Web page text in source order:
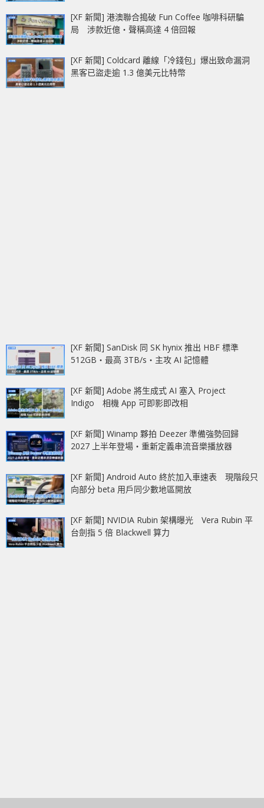
[XF 新聞] 港澳聯合搗破 Fun Coffee 咖啡科研騙
局 涉款近億‧聲稱高達 4 倍回報
[XF 新聞] Coldcard 離線「冷錢包」爆出致命漏洞
黑客已盜走逾 1.3 億美元比特幣
[XF 新聞] SanDisk 同 SK hynix 推出 HBF 標準
512GB‧最高 3TB/s‧主攻 AI 記憶體
[XF 新聞] Adobe 將生成式 AI 塞入 Project
Indigo 相機 App 可即影即改相
[XF 新聞] Winamp 夥拍 Deezer 準備強勢回歸
2027 上半年登場‧重新定義串流音樂播放器
[XF 新聞] Android Auto 終於加入車速表 現階段只
向部分 beta 用戶同少數地區開放
[XF 新聞] NVIDIA Rubin 架構曝光 Vera Rubin 平
台劍指 5 倍 Blackwell 算力